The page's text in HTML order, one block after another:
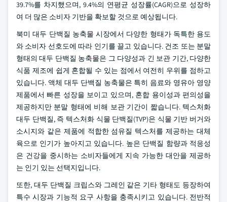
39.7%를 차지했으며, 9.4%의 연평균 성장률(CAGR)으로 성장하
여 더 많은 소비자 기반을 확보할 것으로 예상됩니다.
북미 대두 단백질 농축물 시장에서 다양한 형태가 독특한 용도
와 소비자 선호도에 따라 인기를 끌고 있습니다. 건조 또는 분말
형태의 대두 단백질 농축물은 그 다양성과 긴 보관 기간, 다양한
식품 제조에 쉽게 혼합될 수 있는 점에서 여전히 우위를 점하고
있습니다. 액체 대두 단백질 농축물은 특히 음료와 영유아 영양
제품에서 빠른 성장을 보이고 있으며, 혼합 용이성과 편의성을
제공하지만 분말 형태에 비해 보관 기간이 짧습니다. 텍스처화
대두 단백질, 즉 텍스처화 식물 단백질(TVP)은 식물 기반 버거와
소시지와 같은 제품에 적합한 섬유질 텍스처를 제공하는 대체
육으로 인기가 높아지고 있습니다. 높은 단백질 함량과 적응성
은 건강을 중시하는 소비자들에게 지속 가능한 대안을 제공하
는 인기 있는 선택지입니다.
또한, 대두 단백질 크립스와 그레인 같은 기타 형태도 등장하여
특수 시장과 기능적 요구 사항을 충족시키고 있습니다. 전반적